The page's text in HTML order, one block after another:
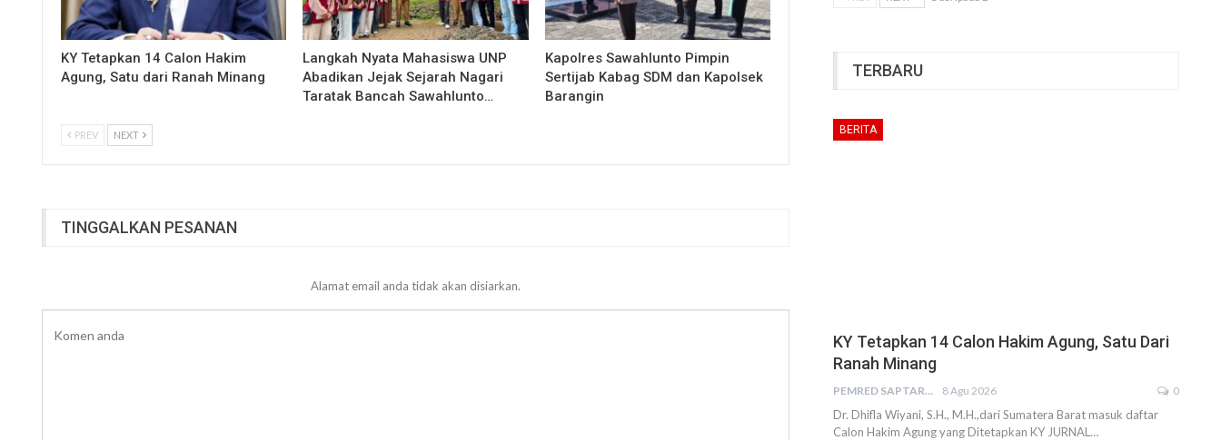
KY Tetapkan 14 Calon Hakim
Agung, Satu dari Ranah Minang
Langkah Nyata Mahasiswa UNP
Abadikan Jejak Sejarah Nagari
Taratak Bancah Sawahlunto…
Kapolres Sawahlunto Pimpin
Sertijab Kabag SDM dan Kapolsek
Barangin
PREV NEXT
TINGGALKAN PESANAN
Alamat email anda tidak akan disiarkan.
TERBARU
BERITA
KY Tetapkan 14 Calon Hakim Agung, Satu Dari
Ranah Minang
PEMRED SAPTARIUS 8 Agu 2026 0
Dr. Dhifla Wiyani, S.H., M.H.,dari Sumatera Barat masuk daftar
Calon Hakim Agung yang Ditetapkan KY JURNAL…